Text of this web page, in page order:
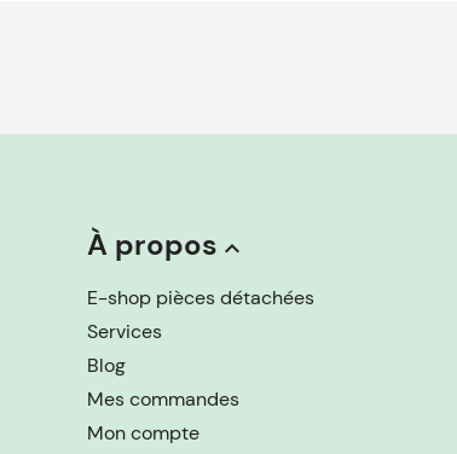
À propos keyboard_arrow_up
E-shop pièces détachées
Services
Blog
Mes commandes
Mon compte